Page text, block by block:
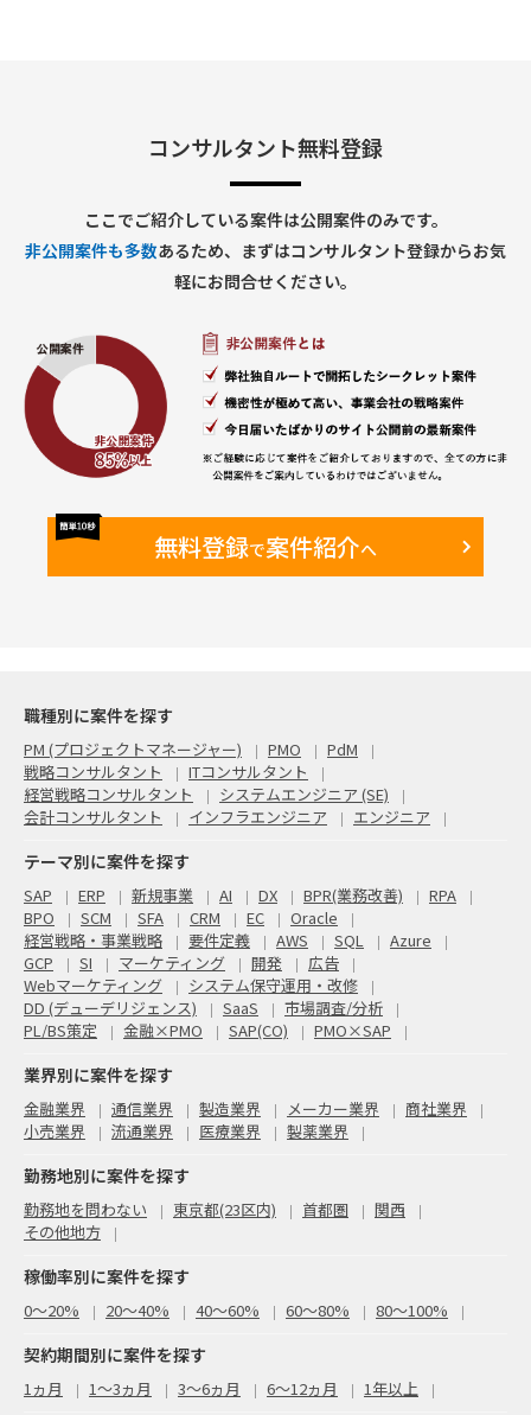
コンサルタント無料登録
ここでご紹介している案件は公開案件のみです。
非公開案件も多数あるため、まずはコンサルタント登録からお気
軽にお問合せください。
無料登録で案件紹介へ
職種別に案件を探す
PM (プロジェクトマネージャー) PMO
PdM
戦略コンサルタント
ITコンサルタント
経営戦略コンサルタント
システムエンジニア (SE)
会計コンサルタント
インフラエンジニア エンジニア
テーマ別に案件を探す
SAP ERP 新規事業 AI DX BPR(業務改善)
RPA
BPO
SCM SFA CRM EC
Oracle
経営戦略・事業戦略
要件定義 AWS SQL
Azure
GCP
SI マーケティング 開発
広告
Webマーケティング
システム保守運用・改修
DD (デューデリジェンス)
SaaS
市場調査/分析
PL/BS策定
金融×PMO SAP(CO) PMO×SAP
業界別に案件を探す
金融業界 通信業界 製造業界 メーカー業界
商社業界
小売業界
流通業界 医療業界 製薬業界
勤務地別に案件を探す
勤務地を問わない 東京都(23区内) 首都圏
関西
その他地方
稼働率別に案件を探す
0〜20% 20〜40% 40〜60% 60〜80% 80〜100%
契約期間別に案件を探す
1ヵ月 1～3ヵ月 3～6ヵ月 6～12ヵ月 1年以上